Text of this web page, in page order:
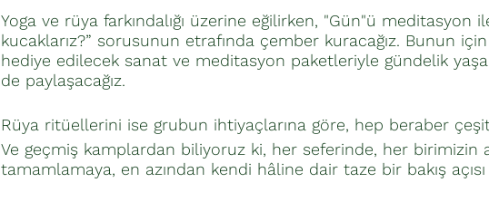
Yoga ve rüya farkındalığı üzerine eğilirken, "Gün"ü meditasyon
kucaklarız?” sorusunun etrafında çember kuracağız. Bunun
hediye edilecek sanat ve meditasyon paketleriyle gündelik
de paylaşacağız.
Rüya ritüellerini ise grubun ihtiyaçlarına göre, hep beraber
Ve geçmiş kamplardan biliyoruz ki, her seferinde, her birimizin
tamamlamaya, en azından kendi hâline dair taze bir bakış